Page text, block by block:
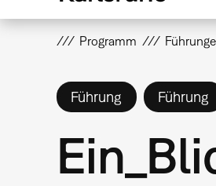
Programm
Führung Führung